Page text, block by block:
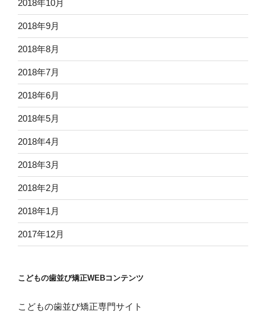
2018年10月
2018年9月
2018年8月
2018年7月
2018年6月
2018年5月
2018年4月
2018年3月
2018年2月
2018年1月
2017年12月
こどもの歯並び矯正WEBコンテンツ
こどもの歯並び矯正専門サイト